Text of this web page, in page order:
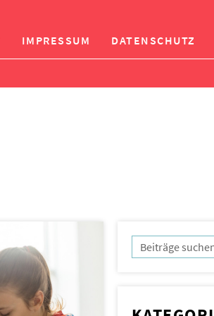
IMPRESSUM DATENSCHUTZ